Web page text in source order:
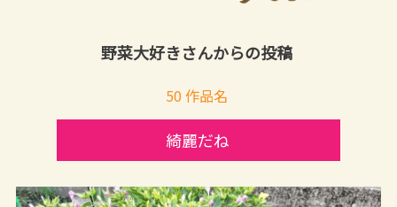
50 作品名
綺麗だね
野菜大好きさんからの投稿